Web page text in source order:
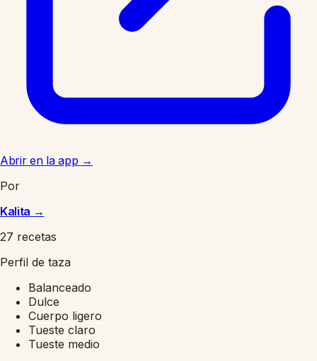
Abrir en la app →
Por
Kalita →
27 recetas
Perfil de taza
Balanceado
Dulce
Cuerpo ligero
Tueste claro
Tueste medio